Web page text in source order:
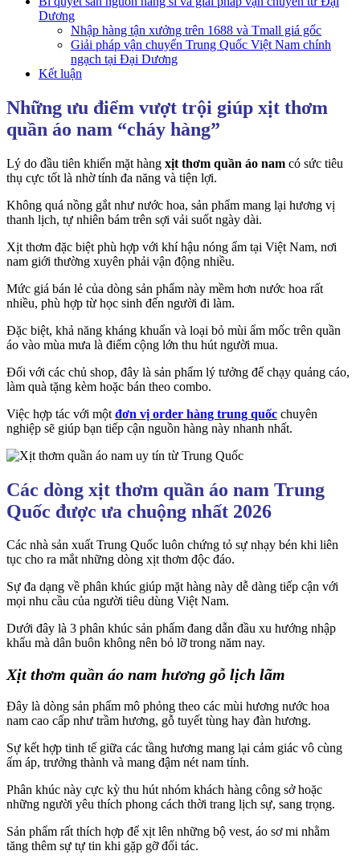
Dương
Nhập hàng tận xưởng trên 1688 và Tmall giá gốc
Giải pháp vận chuyển Trung Quốc Việt Nam chính
ngạch tại Đại Dương
Kết luận
Những ưu điểm vượt trội giúp xịt thơm
quần áo nam “cháy hàng”
Lý do đầu tiên khiến mặt hàng xịt thơm quần áo nam có sức tiêu
thụ cực tốt là nhờ tính đa năng và tiện lợi.
Không quá nồng gắt như nước hoa, sản phẩm mang lại hương vị
thanh lịch, tự nhiên bám trên sợi vải suốt ngày dài.
Xịt thơm đặc biệt phù hợp với khí hậu nóng ẩm tại Việt Nam, nơi
nam giới thường xuyên phải vận động nhiều.
Mức giá bán lẻ của dòng sản phẩm này mềm hơn nước hoa rất
nhiều, phù hợp từ học sinh đến người đi làm.
Đặc biệt, khả năng kháng khuẩn và loại bỏ mùi ẩm mốc trên quần
áo vào mùa mưa là điểm cộng lớn thu hút người mua.
Đối với các chủ shop, đây là sản phẩm lý tưởng để chạy quảng cáo,
làm quà tặng kèm hoặc bán theo combo.
Việc hợp tác với một đơn vị order hàng trung quốc chuyên
nghiệp sẽ giúp bạn tiếp cận nguồn hàng này nhanh nhất.
Các dòng xịt thơm quần áo nam Trung
Quốc được ưa chuộng nhất 2026
Các nhà sản xuất Trung Quốc luôn chứng tỏ sự nhạy bén khi liên
tục cho ra mắt những dòng xịt thơm độc đáo.
Sự đa dạng về phân khúc giúp mặt hàng này dễ dàng tiếp cận với
mọi nhu cầu của người tiêu dùng Việt Nam.
Dưới đây là 3 phân khúc sản phẩm đang dẫn đầu xu hướng nhập
khẩu mà dân buôn không nên bỏ lỡ trong năm nay.
Xịt thơm quần áo nam hương gỗ lịch lãm
Đây là dòng sản phẩm mô phỏng theo các mùi hương nước hoa
nam cao cấp như trầm hương, gỗ tuyết tùng hay đàn hương.
Sự kết hợp tinh tế giữa các tầng hương mang lại cảm giác vô cùng
ấm áp, trưởng thành và mang đậm nét nam tính.
Phân khúc này cực kỳ thu hút nhóm khách hàng công sở hoặc
những người yêu thích phong cách thời trang lịch sự, sang trọng.
Sản phẩm rất thích hợp để xịt lên những bộ vest, áo sơ mi nhằm
tăng thêm sự tự tin khi gặp gỡ đối tác.